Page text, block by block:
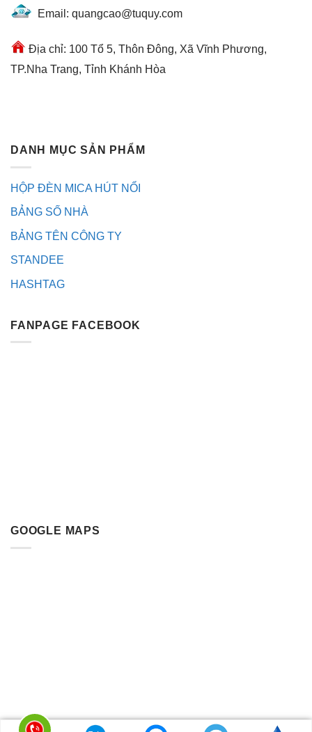
Email: quangcao@tuquy.com
Địa chỉ: 100 Tổ 5, Thôn Đông, Xã Vĩnh Phương,
TP.Nha Trang, Tỉnh Khánh Hòa
DANH MỤC SẢN PHẨM
HỘP ĐÈN MICA HÚT NỔI
BẢNG SỐ NHÀ
BẢNG TÊN CÔNG TY
STANDEE
HASHTAG
FANPAGE FACEBOOK
GOOGLE MAPS